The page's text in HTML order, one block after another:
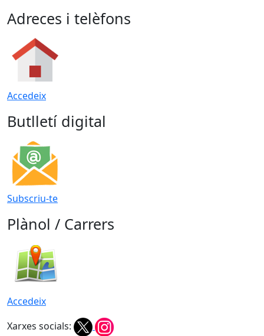
Adreces i telèfons
Accedeix
Butlletí digital
Subscriu-te
Plànol / Carrers
Accedeix
Xarxes socials: